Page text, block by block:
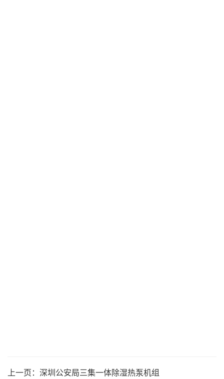
上一页： 深圳公安局三集一体除湿热泵机组